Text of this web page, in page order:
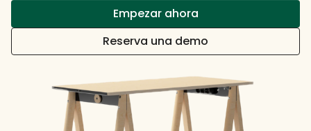
Empezar ahora
Reserva una demo